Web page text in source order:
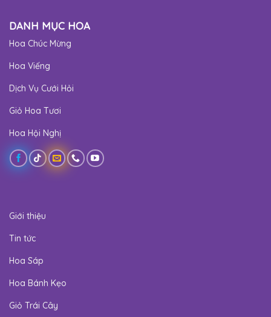
DANH MỤC HOA
Hoa Chúc Mừng
Hoa Viếng
Dịch Vụ Cưới Hỏi
Giỏ Hoa Tươi
Hoa Hội Nghị
Giới thiệu
Tin tức
Hoa Sáp
Hoa Bánh Kẹo
Giỏ Trái Cây